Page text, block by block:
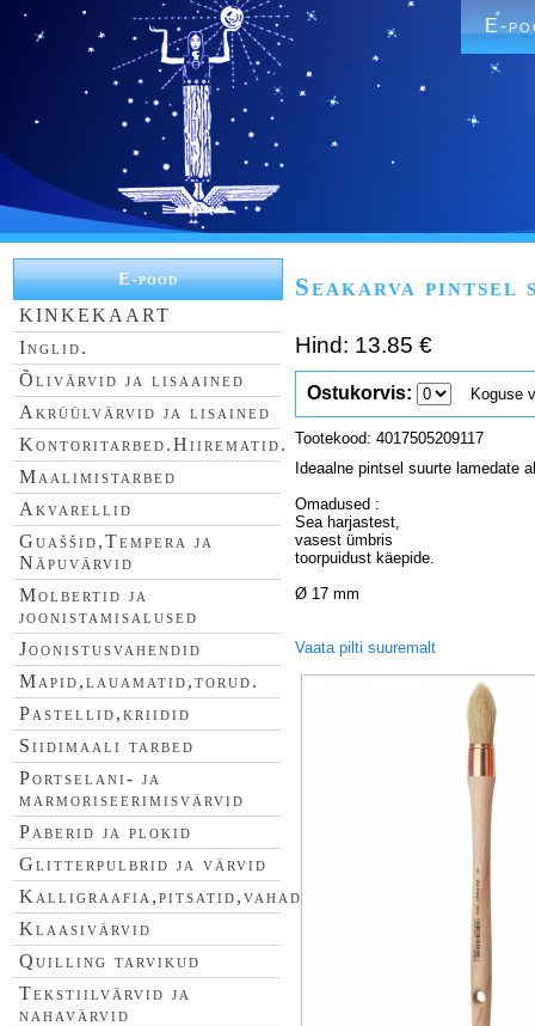
E-
E-pood
KINKEKAART
Inglid.
Õlivärvid ja lisaained
Akrüülvärvid ja lisained
Kontoritarbed.Hiirematid.
Maalimistarbed
Akvarellid
Guaššid,Tempera ja
Näpuvärvid
Molbertid ja
joonistamisalused
Joonistusvahendid
Mapid,lauamatid,torud.
Pastellid,kriidid
Siidimaali tarbed
Portselani- ja
marmoriseerimisvärvid
Paberid ja plokid
Glitterpulbrid ja värvid
Kalligraafia,pitsatid,vahad
Klaasivärvid
Quilling tarvikud
Tekstiilvärvid ja
nahavärvid
Seakarva pintsel
Hind: 13.85 €
Ostukorvis: Koguse
Tootekood: 4017505209117
Ideaalne pintsel suurte lamedate
Omadused :
Sea harjastest,
vasest ümbris
toorpuidust käepide.
Ø 17 mm
Vaata pilti suuremalt